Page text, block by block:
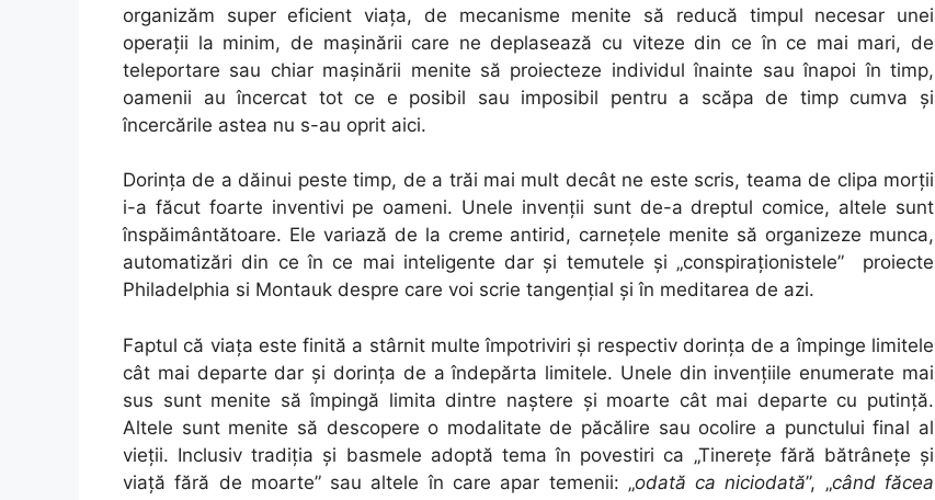
organizăm super eficient viaţa, de mecanisme menite să reducă timpul necesar unei
operaţii la minim, de maşinării care ne deplasează cu viteze din ce în ce mai mari, de
teleportare sau chiar maşinării menite să proiecteze individul înainte sau înapoi în timp,
oamenii au încercat tot ce e posibil sau imposibil pentru a scăpa de timp cumva şi
încercările astea nu s-au oprit aici.
Dorinţa de a dăinui peste timp, de a trăi mai mult decât ne este scris, teama de clipa morţii
i-a făcut foarte inventivi pe oameni. Unele invenţii sunt de-a dreptul comice, altele sunt
înspăimântătoare. Ele variază de la creme antirid, carneţele menite să organizeze munca,
automatizări din ce în ce mai inteligente dar şi temutele şi „conspiraţionistele” proiecte
Philadelphia si Montauk despre care voi scrie tangenţial şi în meditarea de azi.
Faptul că viaţa este finită a stârnit multe împotriviri şi respectiv dorinţa de a împinge limitele
cât mai departe dar şi dorinţa de a îndepărta limitele. Unele din invenţiile enumerate mai
sus sunt menite să împingă limita dintre naştere şi moarte cât mai departe cu putinţă.
Altele sunt menite să descopere o modalitate de păcălire sau ocolire a punctului final al
vieţii. Inclusiv tradiţia şi basmele adoptă tema în povestiri ca „Tinereţe fără bătrâneţe şi
viaţă fără de moarte” sau altele în care apar temenii: „odată ca niciodată”, „când făcea